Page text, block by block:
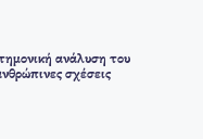
ανάλυση του
σχέσεις